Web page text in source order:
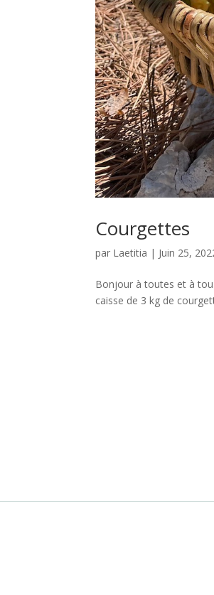
Courgettes
par Laetitia | Juin 25,
Bonjour à toutes et à
caisse de 3 kg de